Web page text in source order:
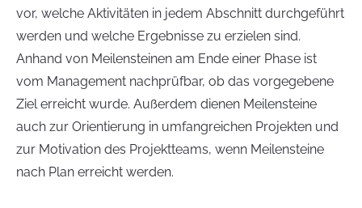
vor, welche Aktivitäten in jedem Abschnitt durchgeführt
werden und welche Ergebnisse zu erzielen sind.
Anhand von Meilensteinen am Ende einer Phase ist
vom Management nachprüfbar, ob das vorgegebene
Ziel erreicht wurde. Außerdem dienen Meilensteine
auch zur Orientierung in umfangreichen Projekten und
zur Motivation des Projektteams, wenn Meilensteine
nach Plan erreicht werden.